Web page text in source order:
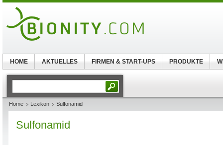
Home Lexikon Sulfonamid
Sulfonamid
HOME AKTUELLES FIRMEN & START-UPS PRODUKTE